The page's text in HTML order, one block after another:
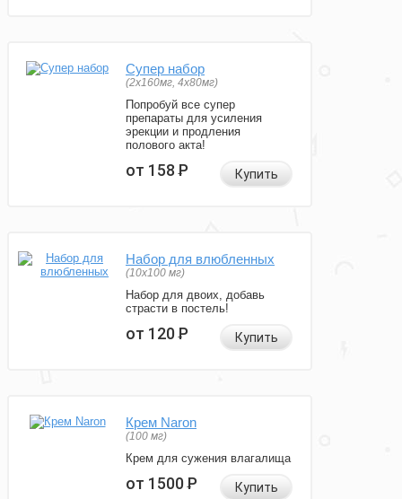
Супер набор
(2х160мг, 4х80мг)
Попробуй все супер
препараты для усиления
эрекции и продления
полового акта!
от 158Р Купить
Набор для влюбленных
(10х100 мг)
Набор для двоих, добавь
страсти в постель!
от 120Р Купить
Крем Naron
(100 мг)
Крем для сужения влагалища
от 1500Р Купить